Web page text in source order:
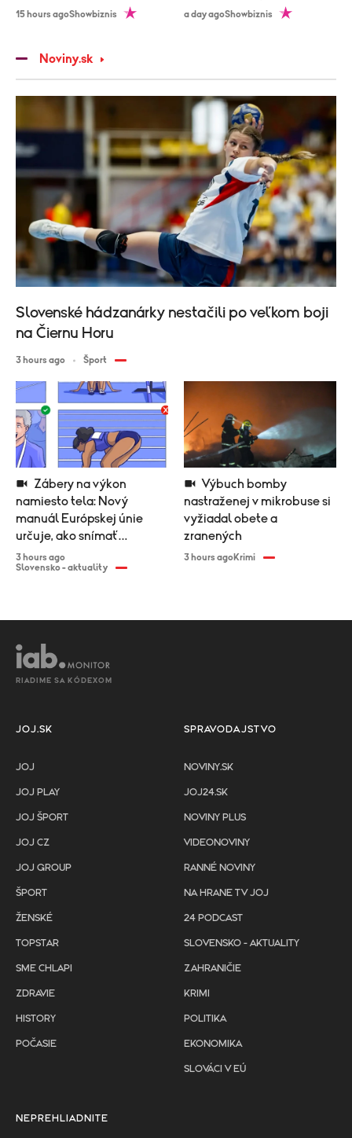
zubnej paste!
15 hours agoShowbiznis a day agoShowbiznis
Noviny.sk
namiesto tela: Nový
manuál Európskej únie
určuje, ako snímať
športovkyne
3 hours ago
Slovensko - aktuality
nastraženej v mikrobuse si
vyžiadal obete a
zranených
3 hours agoKrimi
Slovenské hádzanárky nestačili po veľkom boji
na Čiernu Horu
3 hours ago Šport
RIADIME SA KÓDEXOM
JOJ.SK
JOJ
JOJ PLAY
JOJ ŠPORT
JOJ CZ
JOJ GROUP
ŠPORT
ŽENSKÉ
TOPSTAR
SME CHLAPI
ZDRAVIE
HISTORY
POČASIE
SPRAVODAJSTVO
NOVINY.SK
JOJ24.SK
NOVINY PLUS
VIDEONOVINY
RANNÉ NOVINY
NA HRANE TV JOJ
24 PODCAST
SLOVENSKO - AKTUALITY
ZAHRANIČIE
KRIMI
POLITIKA
EKONOMIKA
SLOVÁCI V EÚ
NEPREHLIADNITE